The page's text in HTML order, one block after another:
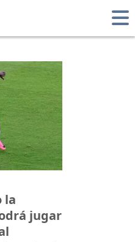
la
jugar